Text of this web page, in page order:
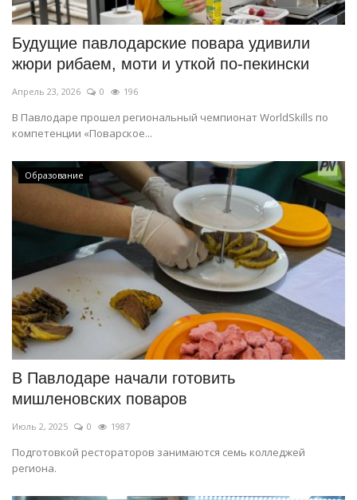
СПОРТ
Чек-лист
РАЗВЛЕЧЕНИЯ
OFFICIAL
Курултай
Язык
Русский
Будущие павлодарские повара удивили
жюри рибаем, моти и уткой по-пекински
Апрель 23, 2026 0 196
В Павлодаре прошел региональный чемпионат WorldSkills по
компетенции «Поварское...
Образование
В Павлодаре начали готовить
мишленовских поваров
Июль 2, 2025 0 1987
Подготовкой рестораторов занимаются семь колледжей
региона.